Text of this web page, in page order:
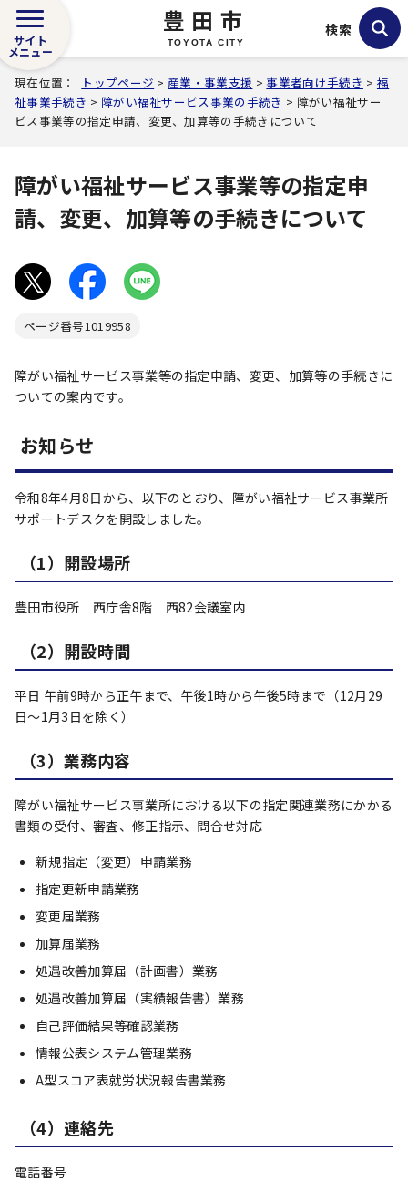
豊田市
TOYOTA CITY
サイト
メニュー
検索
現在位置： トップページ > 産業・事業支援 > 事業者向け手続き > 福
祉事業手続き > 障がい福祉サービス事業の手続き > 障がい福祉サー
ビス事業等の指定申請、変更、加算等の手続きについて
障がい福祉サービス事業等の指定申
請、変更、加算等の手続きについて
ページ番号1019958
障がい福祉サービス事業等の指定申請、変更、加算等の手続きに
ついての案内です。
お知らせ
令和8年4月8日から、以下のとおり、障がい福祉サービス事業所
サポートデスクを開設しました。
（1）開設場所
豊田市役所 西庁舎8階 西82会議室内
（2）開設時間
平日 午前9時から正午まで、午後1時から午後5時まで（12月29
日～1月3日を除く）
（3）業務内容
障がい福祉サービス事業所における以下の指定関連業務にかかる
書類の受付、審査、修正指示、問合せ対応
新規指定（変更）申請業務
指定更新申請業務
変更届業務
加算届業務
処遇改善加算届（計画書）業務
処遇改善加算届（実績報告書）業務
自己評価結果等確認業務
情報公表システム管理業務
A型スコア表就労状況報告書業務
（4）連絡先
電話番号